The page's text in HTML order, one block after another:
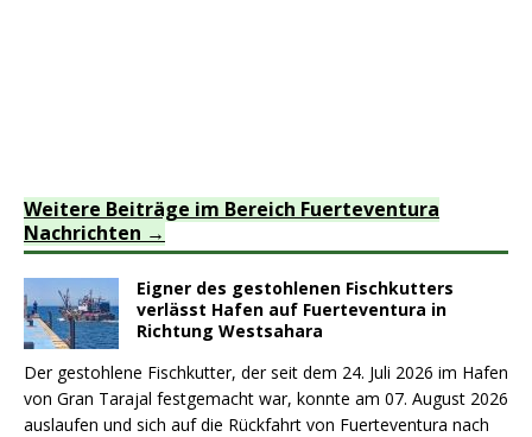
Weitere Beiträge im Bereich Fuerteventura
Nachrichten
Eigner des gestohlenen Fischkutters
verlässt Hafen auf Fuerteventura in
Richtung Westsahara
Der gestohlene Fischkutter, der seit dem 24. Juli 2026 im Hafen
von Gran Tarajal festgemacht war, konnte am 07. August 2026
auslaufen und sich auf die Rückfahrt von Fuerteventura nach